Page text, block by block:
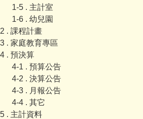
1-5 . 主計室
1-6 . 幼兒園
2 . 課程計畫
3 . 家庭教育專區
4 . 預決算
4-1 . 預算公告
4-2 . 決算公告
4-3 . 月報公告
4-4 . 其它
5 . 主計資料